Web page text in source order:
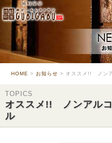
HOME > お知らせ > オススメ!! ノン
TOPICS
オススメ!! ノンアル
ル